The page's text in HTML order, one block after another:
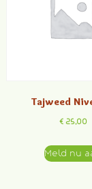
Tajweed
€25,00
Meld nu